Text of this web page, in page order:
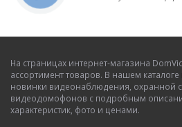
На страницах интернет-магазина
ассортимент товаров. В нашем
новинки видеонаблюдения, охранной
видеодомофонов с подробным
характеристик, фото и ценами.